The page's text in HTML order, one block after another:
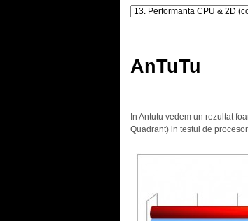
AnTuTu
In Antutu vedem un rezultat
Quadrant) in testul de